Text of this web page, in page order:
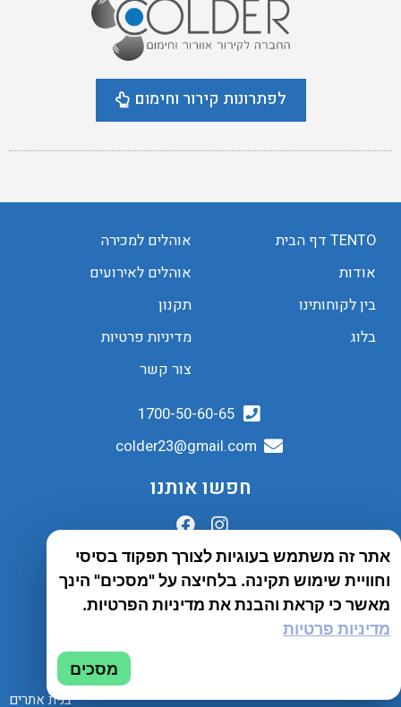
לפתרונות קירור וחימום
TENTO דף הבית
אודות
בין לקוחותינו
בלוג
אוהלים למכירה
אוהלים לאירועים
תקנון
מדיניות פרטיות
צור קשר
1700-50-60-65
colder23@gmail.com
חפשו אותנו
הובלות לכל הארץ
שירות יבואן
בנית אתרים
אתר זה משתמש בעוגיות לצורך תפקוד בסיסי
וחוויית שימוש תקינה. בלחיצה על "מסכים" הינך
מאשר כי קראת והבנת את מדיניות הפרטיות.
מדיניות פרטיות
מסכים